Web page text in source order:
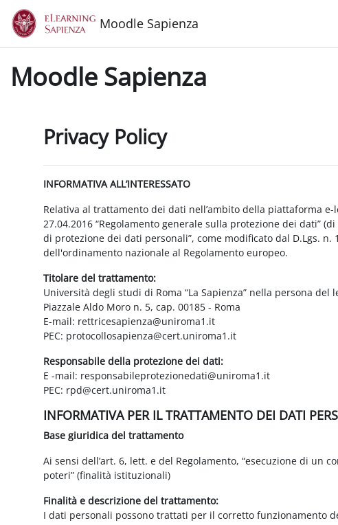
Vai al contenuto principale
Moodle Sapienza
Moodle Sapienza
Privacy Policy
INFORMATIVA ALL’INTERESSATO
Relativa al trattamento dei dati nell’ambito della piattaforma
27.04.2016 “Regolamento generale sulla protezione dei dati”
di protezione dei dati personali”, come modificato dal D.Lgs.
dell'ordinamento nazionale al Regolamento europeo.
Titolare del trattamento:
Università degli studi di Roma “La Sapienza” nella persona
Piazzale Aldo Moro n. 5, cap. 00185 - Roma
E-mail: rettricesapienza@uniroma1.it
PEC: protocollosapienza@cert.uniroma1.it
Responsabile della protezione dei dati:
E -mail: responsabileprotezionedati@uniroma1.it
PEC: rpd@cert.uniroma1.it
INFORMATIVA PER IL TRATTAMENTO DEI DATI
Base giuridica del trattamento
Ai sensi dell’art. 6, lett. e del Regolamento, “esecuzione di
poteri” (finalità istituzionali)
Finalità e descrizione del trattamento:
I dati personali possono trattati per il corretto funzionamento